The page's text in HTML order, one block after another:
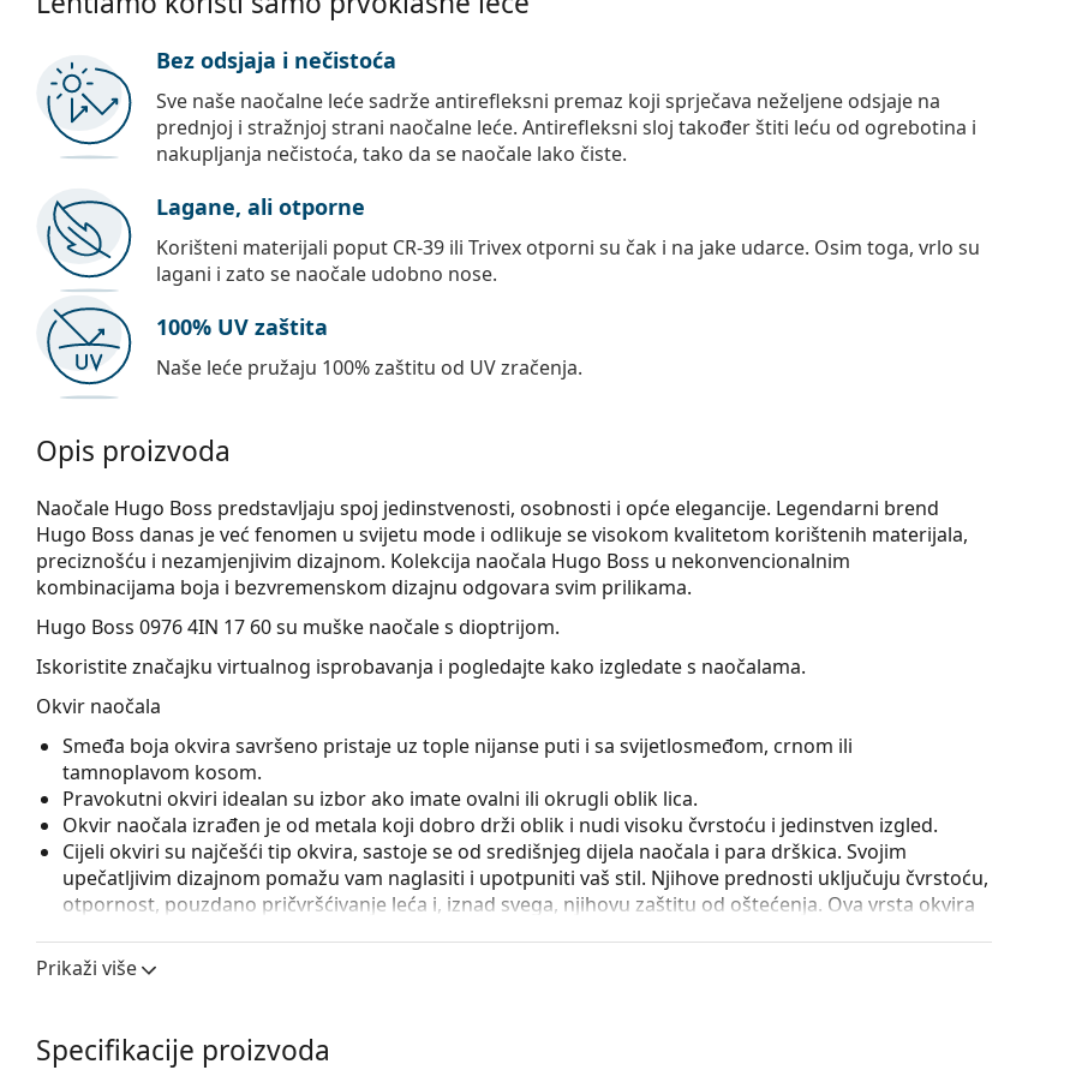
Bez odsjaja i nečistoća
Sve naše naočalne leće sadrže antirefleksni premaz koji sprječava neželjene odsjaje na
prednjoj i stražnjoj strani naočalne leće. Antirefleksni sloj također štiti leću od ogrebotina i
nakupljanja nečistoća, tako da se naočale lako čiste.
Lagane, ali otporne
Korišteni materijali poput CR-39 ili Trivex otporni su čak i na jake udarce. Osim toga, vrlo su
lagani i zato se naočale udobno nose.
100% UV zaštita
Naše leće pružaju 100% zaštitu od UV zračenja.
Opis proizvoda
Naočale Hugo Boss predstavljaju spoj jedinstvenosti, osobnosti i opće elegancije. Legendarni brend
Hugo Boss danas je već fenomen u svijetu mode i odlikuje se visokom kvalitetom korištenih materijala,
preciznošću i nezamjenjivim dizajnom. Kolekcija naočala Hugo Boss u nekonvencionalnim
kombinacijama boja i bezvremenskom dizajnu odgovara svim prilikama.
Hugo Boss 0976 4IN 17 60su muške naočale s dioptrijom.
Iskoristite značajku virtualnog isprobavanja i pogledajte kako izgledate s naočalama.
Okvir naočala
Smeđa boja okvira savršeno pristaje uz tople nijanse puti i sa svijetlosmeđom, crnom ili
tamnoplavom kosom.
Pravokutni okviri idealan su izbor ako imate ovalni ili okrugli oblik lica.
Okvir naočala izrađen je od metala koji dobro drži oblik i nudi visoku čvrstoću i jedinstven izgled.
Cijeli okviri su najčešći tip okvira, sastoje se od središnjeg dijela naočala i para drškica. Svojim
upečatljivim dizajnom pomažu vam naglasiti i upotpuniti vaš stil. Njihove prednosti uključuju čvrstoću,
otpornost, pouzdano pričvršćivanje leća i, iznad svega, njihovu zaštitu od oštećenja. Ova vrsta okvira
Podesivi nosni jastučići omogućuju lagano podešavanje položaja i sjedenja naočala. Nosni jastučići se
prilagođavaju obliku nosa i tako osiguravaju veći komfor pri nošenju. Podešavanje nosnih jastučića
Pribor
Prikaži više
Specifikacije proizvoda